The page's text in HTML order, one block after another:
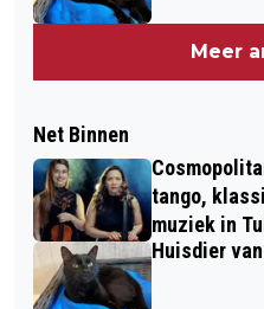
Meer
Net Binnen
tango,
muziek in
Huisdier